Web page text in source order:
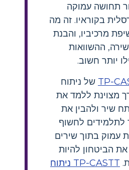
תחושה עמוקה
בקוראיו. זה מה
מרכיביו, והבנת
ההשוואות
יותר חשוב.
TP- של ניתוח
מצוינת ללמד את
שיר ולהבין את
לתלמידים לחשוף
עמוק בתוך שירים
הביטחון להיות
TP-CASTT ניתוח